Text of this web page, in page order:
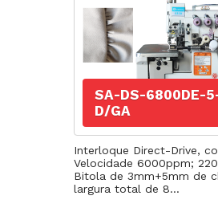
SA-DS-6800DE-
D/GA
Interloque Direct-Drive,
Velocidade 6000ppm;
Bitola de 3mm+5mm de
largura total de 8...